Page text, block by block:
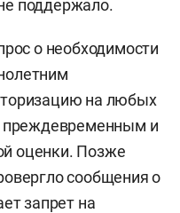
поддержало.
о необходимости
на любых
преждевременным и
оценки. Позже
сообщения о
запрет на